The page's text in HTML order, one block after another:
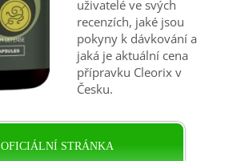
uživatelé ve svých
recenzích, jaké jsou
pokyny k dávkování a
jaká je aktuální cena
přípravku Cleorix v
Česku.
OFICIÁLNÍ STRÁNKA